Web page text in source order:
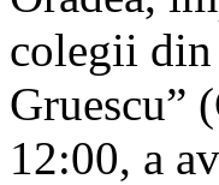
colegii din
Gruescu”
12:00, a